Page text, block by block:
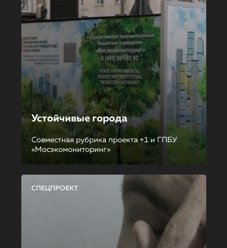
Устойчивые города
Совместная рубрика проекта +1 и ГПБУ
«Мосэкомониторинг»
СПЕЦПРОЕКТ